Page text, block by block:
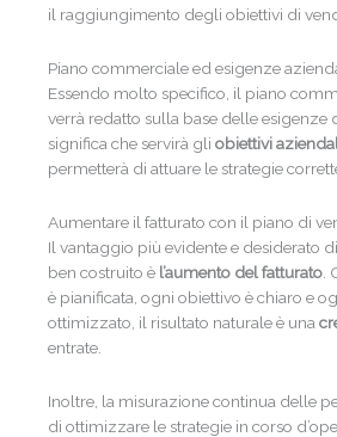
il raggiungimento degli obiettivi di
Piano commerciale ed esigenze
Essendo molto specifico, il piano
verrà redatto sulla base delle esigenze
significa che servirà gli obiettivi
permetterà di attuare le strategie
Aumentare il fatturato con il piano di
Il vantaggio più evidente e desiderato
ben costruito è l’aumento del fatturato
è pianificata, ogni obiettivo è chiaro e
ottimizzato, il risultato naturale è una
entrate.
Inoltre, la misurazione continua delle
di ottimizzare le strategie in corso